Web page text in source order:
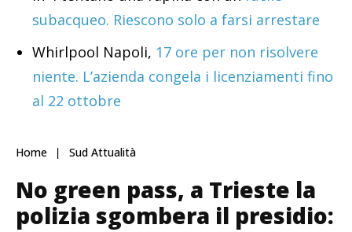
subacqueo. Riescono solo a farsi arrestare
Whirlpool Napoli, 17 ore per non risolvere
niente. L’azienda congela i licenziamenti fino
al 22 ottobre
Home Sud Attualità
No green pass, a Trieste la
polizia sgombera il presidio: